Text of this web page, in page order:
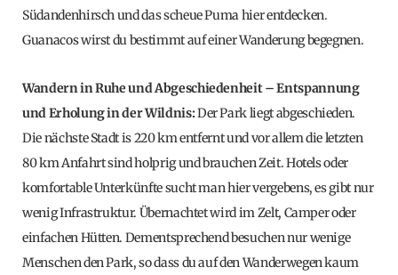
Südandenhirsch und das scheue Puma hier entdecken.
Guanacos wirst du bestimmt auf einer Wanderung begegnen.
Wandern in Ruhe und Abgeschiedenheit – Entspannung
und Erholung in der Wildnis:Der Park liegt abgeschieden.
Die nächste Stadt is 220 km entfernt und vor allem die letzten
80 km Anfahrt sind holprig und brauchen Zeit. Hotels oder
komfortable Unterkünfte sucht man hier vergebens, es gibt nur
wenig Infrastruktur. Übernachtet wird im Zelt, Camper oder
einfachen Hütten. Dementsprechend besuchen nur wenige
Menschen den Park, so dass du auf den Wanderwegen kaum